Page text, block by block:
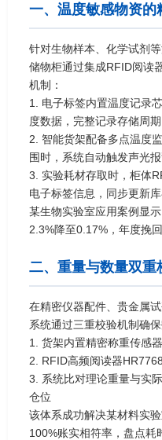
一、温度敏感物资的
针对生物样本、化学试剂
储物柜通过集成RFID阅读
机制：
1. 电子标签内置温度记录
度数据，完整记录存储周
2. 智能货架配备多点温度
围时，系统自动触发声光
3. 实验耗材存取时，柜体
电子标签信息，同步更新
某生物实验室应用案例显
2.3%降至0.17%，年度挽
二、重量与数量双重
在精密仪器配件、贵金属
系统通过三重校验机制确保
1. 货架内置精密称重传感
2. RFID高频阅读器
3. 系统比对理论重量与实
仓位
该体系成功解决某材料实
100%账实相符率，盘点耗